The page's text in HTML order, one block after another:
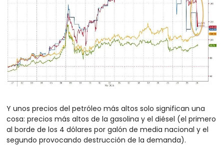
Y unos precios del petróleo más altos solo significan una
cosa: precios más altos de la gasolina y el diésel (el primero
al borde de los 4 dólares por galón de media nacional y el
segundo provocando destrucción de la demanda).